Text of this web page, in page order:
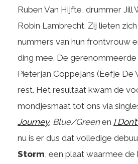
Ruben Van Hijfte, drummer Jill
Robin Lambrecht. Zij lieten
nummers van hun frontvrouw
ding mee. De
Pieterjan Coppejans (Eefje De
rest. Het resultaat kwam de
mondjesmaat tot ons via
Journey, Blue/Greenen I
nu is er dus dat volledige
Storm, een plaat waarmee de